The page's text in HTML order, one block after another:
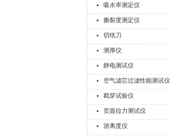
吸水率测定仪
撕裂度测定仪
切纸刀
测厚仪
静电测试仪
空气滤芯过滤性能测试仪
戳穿试验仪
页面拉力测试仪
游离度仪